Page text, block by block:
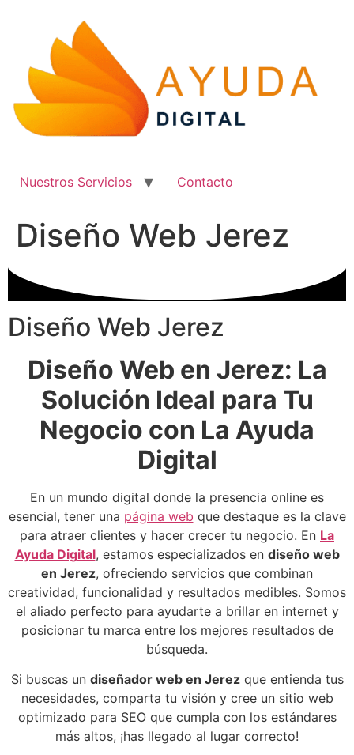
contenido
Nuestros Servicios Contacto
Diseño Web Jerez
Diseño Web Jerez
Diseño Web en Jerez: La
Solución Ideal para Tu
Negocio con La Ayuda
Digital
En un mundo digital donde la presencia online es
esencial, tener una página web que destaque es la clave
para atraer clientes y hacer crecer tu negocio. En La
Ayuda Digital, estamos especializados en diseño web
en Jerez, ofreciendo servicios que combinan
creatividad, funcionalidad y resultados medibles. Somos
el aliado perfecto para ayudarte a brillar en internet y
posicionar tu marca entre los mejores resultados de
búsqueda.
Si buscas un diseñador web en Jerezque entienda tus
necesidades, comparta tu visión y cree un sitio web
optimizado para SEO que cumpla con los estándares
más altos, ¡has llegado al lugar correcto!